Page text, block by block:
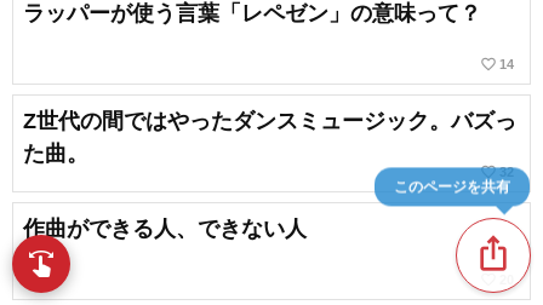
ラッパーが使う言葉「レペゼン」の意味って？
favorite_border 14
Z世代の間ではやったダンスミュージック。バズっ
た曲。
favorite_border32
作曲ができる人、できない人
ios_share
このページを共有
swipe 指先で音楽をブラウズ